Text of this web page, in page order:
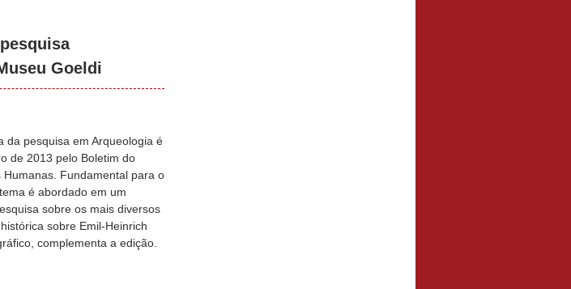
Goeldi
da pesquisa em Arqueologia é
de 2013 pelo Boletim do
Fundamental para o
é abordado em um
sobre os mais diversos
sobre Emil-Heinrich
complementa a edição.